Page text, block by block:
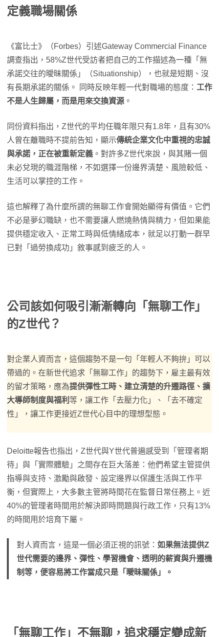
定義職場關係
《富比士》（Forbes）引述Gateway Commercial Finance
調查指出，58%Z世代受訪者把自己的工作描述為一種「無
承諾交往的曖昧關係」（Situationship），也就是短期、沒
有長期承諾的關係。 同時反映年輕一代對職場的態度： 工作
不是人生歸屬，而是用來交換資源 。
同份資料指出，Z世代的平均任職年限只有1.8年，且有30%
人曾在離職時不提前告知，顯示傳統企業文化中重視的忠誠
與承諾，正在被重新定義 。對許多Z世代來說，與其賭一個
未必兌現的職涯階梯，不如選擇一份邊界清楚、風險較低、
生活可以掌控的工作。
這也解釋了為什麼所謂的無聊工作會開始顯得有價值。它們
不必是夢幻職缺，也不需要讓人燃燒熱情與精力，但如果能
提供穩定收入、正常工時與低情緒成本，就足以打動一群早
已對「過勞換成功」敘事感到疲乏的人。
公司該如何吸引漸漸轉向「無聊工作」
的Z世代？
對企業人資而言，這個趨勢不是一句「年輕人不夠拚」可以
帶過的。在新世代追求「無聊工作」的趨勢下，雇主最有效
的留才策略，應為提供彈性工時、建立清楚的升遷路徑、擴
大導師制度與福利 等，讓工作「去壓力化」、「去不確定
性」，讓工作更接近Z世代心目中的理想型態。
Deloitte報告也指出，Z世代與Y世代普遍感受到「管理者期
待」與「實際體驗」之間存在巨大落差：他們希望主管提供
指導與支持、激勵與啟發、設定邊界以保護生活與工作平
衡，但實際上，大多數主管將時間花在監督日常任務上。近
40%的管理者時間用於解決即時問題與行政工作，只有13%
的時間用於培育下屬。
對人資而言，這是一個必須正視的訊號： 如果無法提供Z
世代需要的邊界、彈性、學習機會、透明的薪資與升遷機
制等，便容易將工作當成只是「曖昧關係」。
「無聊工作」不無聊，追求穩定變成新